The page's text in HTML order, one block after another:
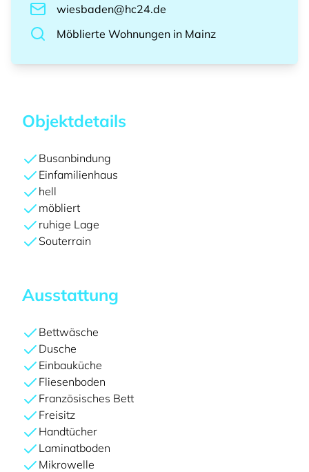
wiesbaden@hc24.de
Möblierte Wohnungen in Mainz
Objektdetails
Busanbindung
Einfamilienhaus
hell
möbliert
ruhige Lage
Souterrain
Ausstattung
Bettwäsche
Dusche
Einbauküche
Fliesenboden
Französisches Bett
Freisitz
Handtücher
Laminatboden
Mikrowelle